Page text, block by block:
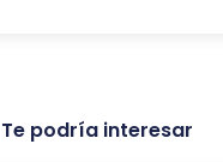
Te podría interesar